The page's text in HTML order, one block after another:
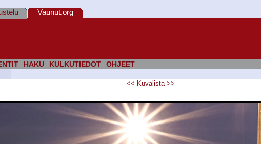
HAKU KULKUTIEDOT OHJEET
Vaunut.org
<< Kuvalista >>